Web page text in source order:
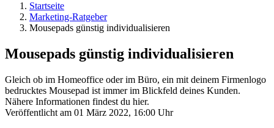
Startseite
Marketing-Ratgeber
Mousepads günstig individualisieren
Mousepads günstig individualisieren
Gleich ob im Homeoffice oder im Büro, ein mit deinem Firmenlogo
bedrucktes Mousepad ist immer im Blickfeld deines Kunden.
Nähere Informationen findest du hier.
Veröffentlicht am 01 März 2022, 16:00 Uhr